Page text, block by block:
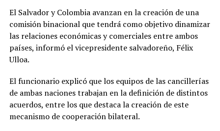
El Salvador y Colombia avanzan en la creación de una
comisión binacional que tendrá como objetivo dinamizar
las relaciones económicas y comerciales entre ambos
países, informó el vicepresidente salvadoreño, Félix
Ulloa.
El funcionario explicó que los equipos de las cancillerías
de ambas naciones trabajan en la definición de distintos
acuerdos, entre los que destaca la creación de este
mecanismo de cooperación bilateral.